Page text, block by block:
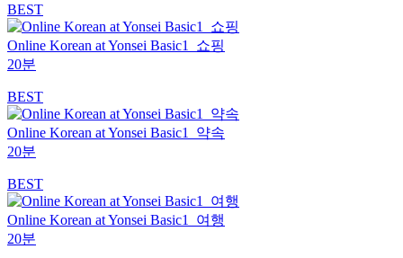
BEST
Online Korean at Yonsei Basic1_쇼핑
20분
BEST
Online Korean at Yonsei Basic1_약속
20분
BEST
Online Korean at Yonsei Basic1_여행
20분